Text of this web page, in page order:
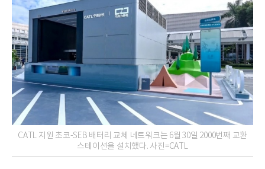
CATL 지원 초코-SEB 배터리 교체 네트워크는 6월 30일 2000번째 교환
스테이션을 설치했다. 사진=CATL